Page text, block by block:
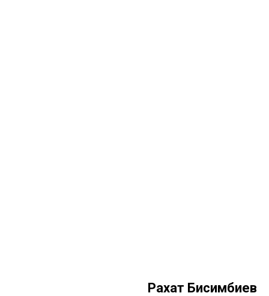
Рахат Бисимбиев